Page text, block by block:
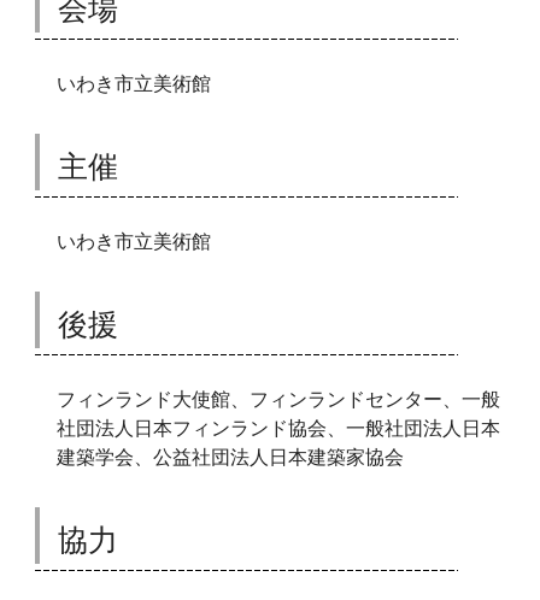
会場
いわき市立美術館
主催
いわき市立美術館
後援
フィンランド大使館、フィンランドセンター、一般
社団法人日本フィンランド協会、一般社団法人日本
建築学会、公益社団法人日本建築家協会
協力